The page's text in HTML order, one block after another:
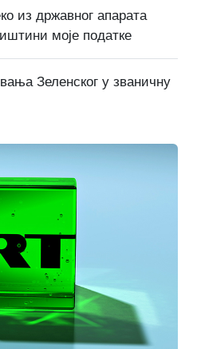
из државног апарата
моје податке
Зеленског у званичну